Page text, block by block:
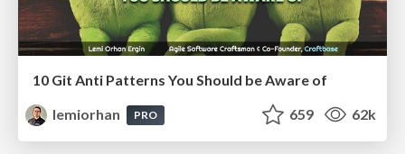
10 Git Anti Patterns You Should be Aware of
lemiorhan
PRO 659 62k